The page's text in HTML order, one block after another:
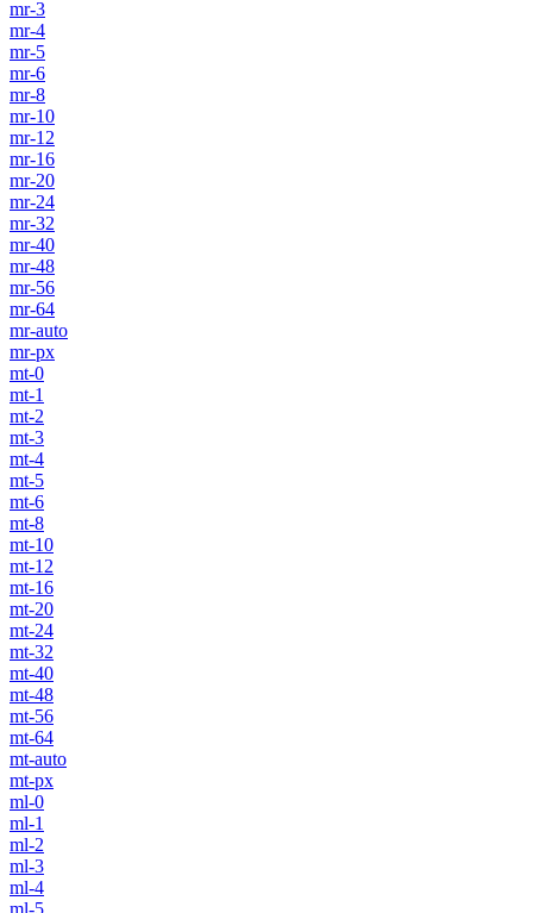
mr-3
mr-4
mr-5
mr-6
mr-8
mr-10
mr-12
mr-16
mr-20
mr-24
mr-32
mr-40
mr-48
mr-56
mr-64
mr-auto
mr-px
mt-0
mt-1
mt-2
mt-3
mt-4
mt-5
mt-6
mt-8
mt-10
mt-12
mt-16
mt-20
mt-24
mt-32
mt-40
mt-48
mt-56
mt-64
mt-auto
mt-px
ml-0
ml-1
ml-2
ml-3
ml-4
ml-5